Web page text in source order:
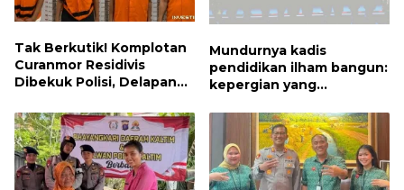
Tak Berkutik! Komplotan
Curanmor Residivis
Dibekuk Polisi, Delapan
Candipuro Terungkap
Mundurnya kadis
pendidikan ilham bangun:
kepergian yang
untuk kembali berbenah